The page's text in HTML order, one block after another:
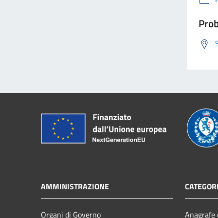
AMMINISTRAZIONE
Organi di Governo